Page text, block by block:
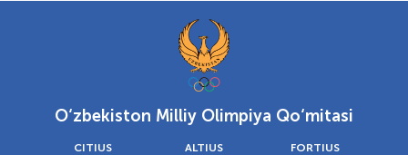
O‘zbekiston Milliy Olimpiya Qo‘mitasi
CITIUS ALTIUS FORTIUS